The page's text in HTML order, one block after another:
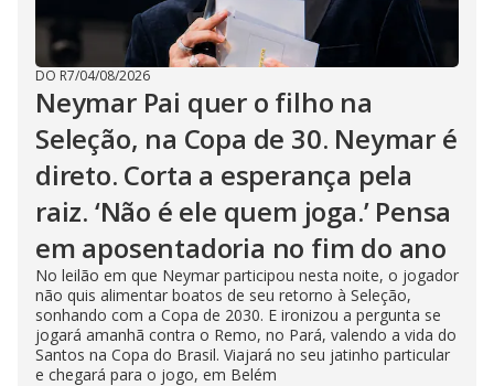
DO R7/04/08/2026
Neymar Pai quer o filho na
Seleção, na Copa de 30. Neymar é
direto. Corta a esperança pela
raiz. ‘Não é ele quem joga.’ Pensa
em aposentadoria no fim do ano
No leilão em que Neymar participou nesta noite, o jogador
não quis alimentar boatos de seu retorno à Seleção,
sonhando com a Copa de 2030. E ironizou a pergunta se
jogará amanhã contra o Remo, no Pará, valendo a vida do
Santos na Copa do Brasil. Viajará no seu jatinho particular
e chegará para o jogo, em Belém